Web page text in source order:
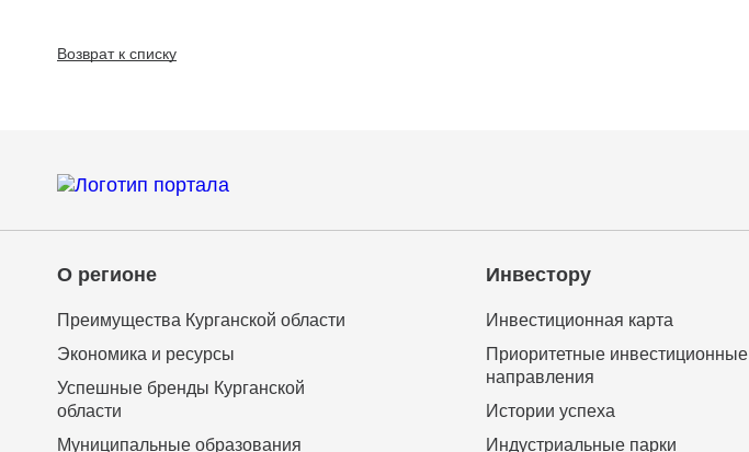
Возврат к списку
О регионе
Преимущества Курганской области
Экономика и ресурсы
Успешные бренды Курганской
области
Муниципальные образования
Инвестору
Инвестиционная карта
Приоритетные инвестиционные
направления
Истории успеха
Индустриальные парки